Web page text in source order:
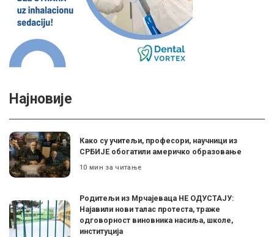
Најновије
Како су учитељи, професори, научници из
СРБИЈЕ обогатили америчко образовање
10 мин за читање
Родитељи из Мрчајеваца НЕ ОДУСТАЈУ:
Најавили нови талас протеста, траже
одговорност виновника насиља, школе,
институција